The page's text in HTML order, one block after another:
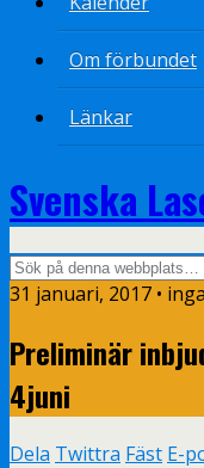
Om förbundet
Länkar
Svenska
31 januari, 2017 •
Preliminär
4juni
Dela Twittra Fäst E-